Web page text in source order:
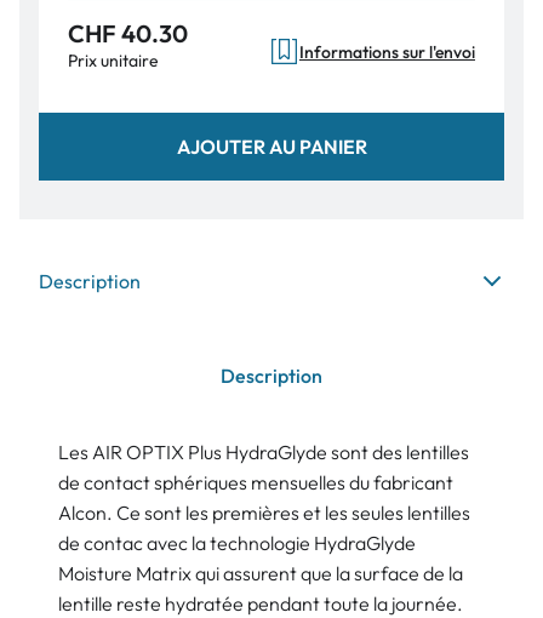
CHF 40.30
Prix unitaire Informations sur l'envoi
AJOUTER AU PANIER
Description
Description
Les AIR OPTIX Plus HydraGlyde sont des lentilles
de contact sphériques mensuelles du fabricant
Alcon. Ce sont les premières et les seules lentilles
de contac avec la technologie HydraGlyde
Moisture Matrix qui assurent que la surface de la
lentille reste hydratée pendant toute la journée.